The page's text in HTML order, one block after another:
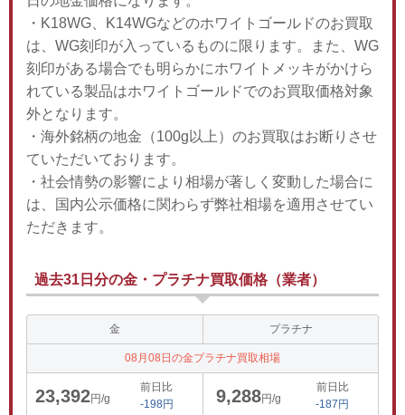
・K18WG、K14WGなどのホワイトゴールドのお買取
は、WG刻印が入っているものに限ります。また、WG
刻印がある場合でも明らかにホワイトメッキがかけら
れている製品はホワイトゴールドでのお買取価格対象
外となります。
・海外銘柄の地金（100g以上）のお買取はお断りさせ
ていただいております。
・社会情勢の影響により相場が著しく変動した場合に
は、国内公示価格に関わらず弊社相場を適用させてい
ただきます。
過去31日分の金・プラチナ買取価格（業者）
金 プラチナ
08月08日の金プラチナ買取相場
23,392円/g
前日比
-198円
9,288円/g
前日比
-187円